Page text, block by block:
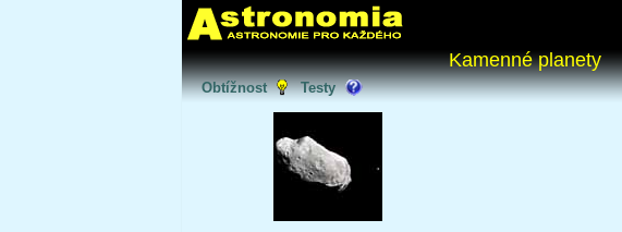
Kamenné planety
Obtížnost Testy